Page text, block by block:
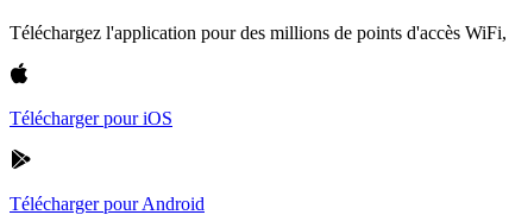
Téléchargez l'application pour des millions de points d'accès
Télécharger pour iOS
Télécharger pour Android